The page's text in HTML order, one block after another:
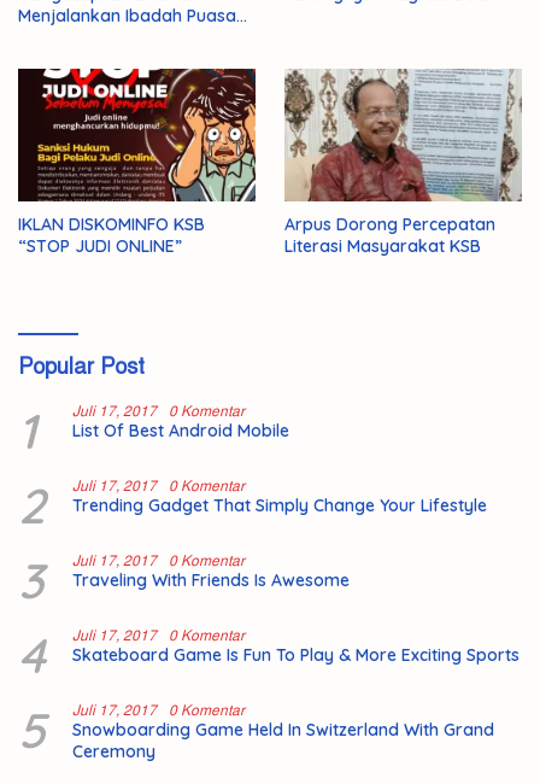
Menjalankan Ibadah Puasa
IKLAN DISKOMINFO KSB
“STOP JUDI ONLINE”
Arpus Dorong Percepatan
Literasi Masyarakat KSB
Popular Post
1 Juli 17, 2017 0 Komentar
List Of Best Android Mobile
2 Juli 17, 2017 0 Komentar
Trending Gadget That Simply Change Your Lifestyle
3 Juli 17, 2017 0 Komentar
Traveling With Friends Is Awesome
4 Juli 17, 2017 0 Komentar
Skateboard Game Is Fun To Play & More Exciting Sports
5 Juli 17, 2017 0 Komentar
Snowboarding Game Held In Switzerland With Grand
Ceremony